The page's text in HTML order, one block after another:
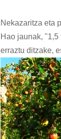
Nekazaritza eta
Hao jaunak,
erraztu ditzake,